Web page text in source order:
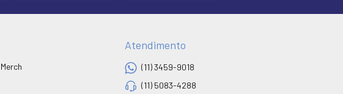
Atendimento
(11) 3459-9018
(11) 5083-4288